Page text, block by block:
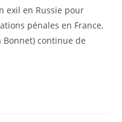
exil en Russie pour
pénales en France,
Bonnet) continue de